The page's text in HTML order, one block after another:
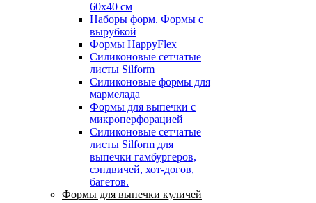
60х40 см
Наборы форм. Формы с
вырубкой
Формы HappyFlex
Силиконовые сетчатые
листы Silform
Силиконовые формы для
мармелада
Формы для выпечки с
микроперфорацией
Силиконовые сетчатые
листы Silform для
выпечки гамбургеров,
сэндвичей, хот-догов,
багетов.
Формы для выпечки куличей